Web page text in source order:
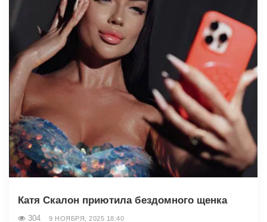
Катя Скалон приютила бездомного щенка
304 9 НОЯБРЯ, 2025 18:40